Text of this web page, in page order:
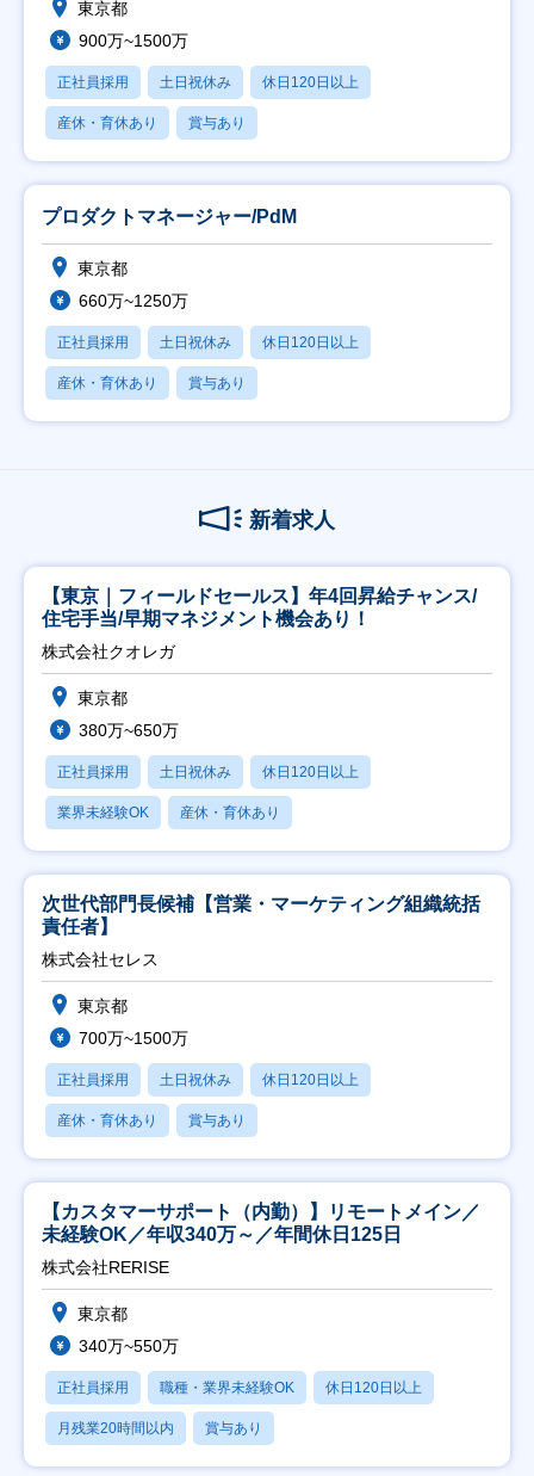
東京都
900万~1500万
正社員採用 土日祝休み 休日120日以上
産休・育休あり 賞与あり
プロダクトマネージャー/PdM
東京都
660万~1250万
正社員採用 土日祝休み 休日120日以上
産休・育休あり 賞与あり
新着求人
【東京｜フィールドセールス】年4回昇給チャンス/
住宅手当/早期マネジメント機会あり！
株式会社クオレガ
東京都
380万~650万
正社員採用 土日祝休み 休日120日以上
業界未経験OK 産休・育休あり
次世代部門長候補【営業・マーケティング組織統括
責任者】
株式会社セレス
東京都
700万~1500万
正社員採用 土日祝休み 休日120日以上
産休・育休あり 賞与あり
【カスタマーサポート（内勤）】リモートメイン／
未経験OK／年収340万～／年間休日125日
株式会社RERISE
東京都
340万~550万
正社員採用 職種・業界未経験OK 休日120日以上
月残業20時間以内 賞与あり